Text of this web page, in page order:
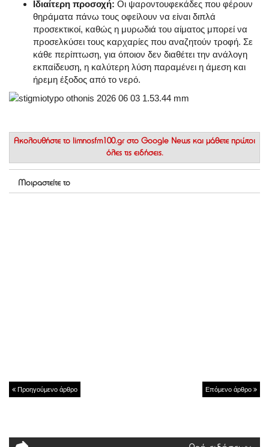
Ιδιαίτερη προσοχή: Οι ψαροντουφεκάδες που φέρουν
θηράματα πάνω τους οφείλουν να είναι διπλά
προσεκτικοί, καθώς η μυρωδιά του αίματος μπορεί να
προσελκύσει τους καρχαρίες που αναζητούν τροφή. Σε
κάθε περίπτωση, για όποιον δεν διαθέτει την ανάλογη
εκπαίδευση, η καλύτερη λύση παραμένει η άμεση και
ήρεμη έξοδος από το νερό.
Ακολουθήστε το limnosfm100.gr στο Google News και μάθετε πρώτοι
όλες τις ειδήσεις.
Μοιραστείτε το
Προηγούμενο άρθρο Επόμενο άρθρο